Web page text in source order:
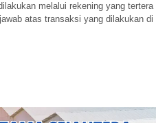
melalui rekening yang tertera
atas transaksi yang dilakukan di